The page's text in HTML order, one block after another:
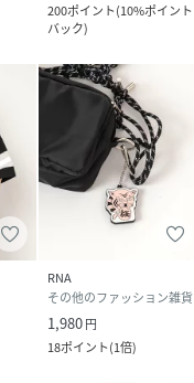
200ポイント(10%ポイント
バック)
RNA
その他のファッション雑貨
1,980円
18ポイント(1倍)